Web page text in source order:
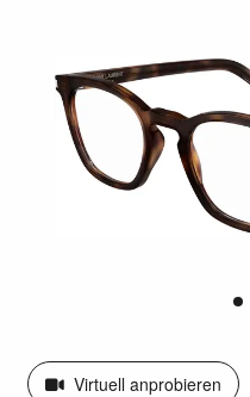
Virtuell anprobieren